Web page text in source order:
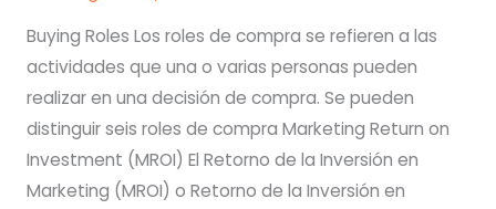
la
red
social
profesional
Buying Roles Los roles de compra se refieren a las
actividades que una o varias personas pueden
realizar en una decisión de compra. Se pueden
distinguir seis roles de compra Marketing Return on
Investment (MROI) El Retorno de la Inversión en
Marketing (MROI) o Retorno de la Inversión en